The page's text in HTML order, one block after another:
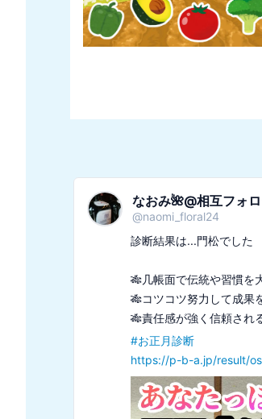
なおみ🌺@相互フォ
@naomi_floral24
診断結果は...門松でした
🎋几帳面で伝統や習慣を
🎋コツコツ努力して成果
#お正月診断
https://p-b-a.jp/result/